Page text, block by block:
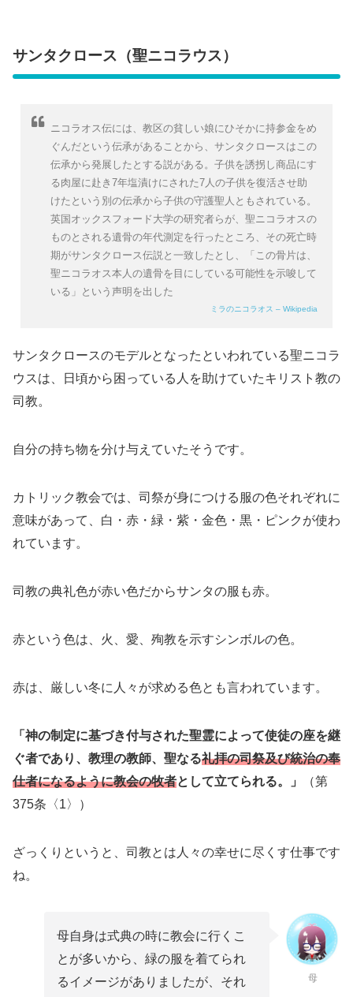
サンタクロース（聖ニコラウス）
ニコラオス伝には、教区の貧しい娘にひそかに持参金をめ
ぐんだという伝承があることから、サンタクロースはこの
伝承から発展したとする説がある。子供を誘拐し商品にす
る肉屋に赴き7年塩漬けにされた7人の子供を復活させ助
けたという別の伝承から子供の守護聖人ともされている。
英国オックスフォード大学の研究者らが、聖ニコラオスの
ものとされる遺骨の年代測定を行ったところ、その死亡時
期がサンタクロース伝説と一致したとし、「この骨片は、
聖ニコラオス本人の遺骨を目にしている可能性を示唆して
いる」という声明を出した
ミラのニコラオス – Wikipedia
サンタクロースのモデルとなったといわれている聖ニコラ
ウスは、日頃から困っている人を助けていたキリスト教の
司教。
自分の持ち物を分け与えていたそうです。
カトリック教会では、司祭が身につける服の色それぞれに
意味があって、白・赤・緑・紫・金色・黒・ピンクが使わ
れています。
司教の典礼色が赤い色だからサンタの服も赤。
赤という色は、火、愛、殉教を示すシンボルの色。
赤は、厳しい冬に人々が求める色とも言われています。
「神の制定に基づき付与された聖霊によって使徒の座を継
ぐ者であり、教理の教師、聖なる礼拝の司祭及び統治の奉
仕者になるように教会の牧者として立てられる。」
（第
375条〈1〉）
ざっくりというと、司教とは人々の幸せに尽くす仕事です
ね。
母自身は式典の時に教会に行くこ
とが多いから、緑の服を着てられ
るイメージがありましたが、それ
母